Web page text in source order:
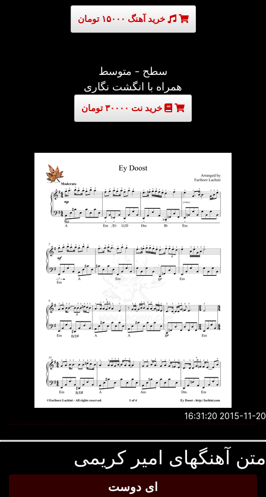
خرید آهنگ ۱۵۰۰۰ تومان
سطح - متوسط
همراه با انگشت نگاری
خرید نت ۳۰۰۰۰ تومان
2015-11-20
آهنگهای امیر کریمی
ای دوست